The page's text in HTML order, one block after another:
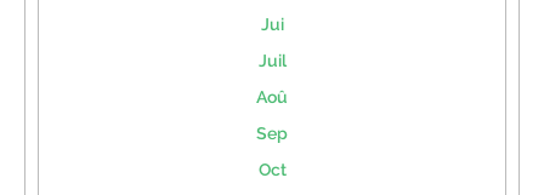
Jui
Juil
Aoû
Sep
Oct